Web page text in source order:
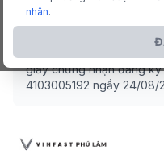
định số 387/QĐ-HĐQT
giấy chứng nhận đăng
4103005192 ngầy 24/08/
nhân.